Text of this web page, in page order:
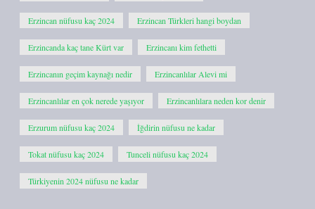
Erzincan nüfusu kaç 2024 Erzincan Türkleri hangi boydan
Erzincanda kaç tane Kürt var Erzincanı kim fethetti
Erzincanın geçim kaynağı nedir Erzincanlılar Alevi mi
Erzincanlılar en çok nerede yaşıyor Erzincanlılara neden kor denir
Erzurum nüfusu kaç 2024 İğdirin nüfusu ne kadar
Tokat nüfusu kaç 2024 Tunceli nüfusu kaç 2024
Türkiyenin 2024 nüfusu ne kadar